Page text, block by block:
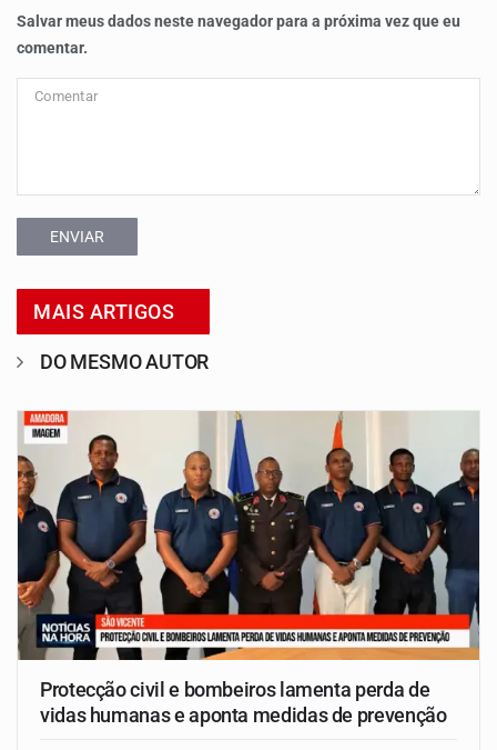
Salvar meus dados neste navegador para a próxima vez que eu
comentar.
ENVIAR
MAIS ARTIGOS
DO MESMO AUTOR
Protecção civil e bombeiros lamenta perda de
vidas humanas e aponta medidas de prevenção